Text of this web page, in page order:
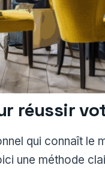
réussir
qui connaît
une méthode